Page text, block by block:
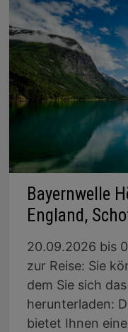
Bayernwelle
England,
20.09.2026 bis
zur Reise: Sie
dem Sie sich
herunterladen:
bietet Ihnen